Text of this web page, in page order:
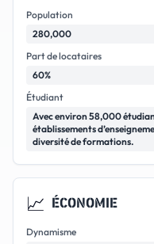
Population
280,000
Part de locataires
60%
Étudiant
Avec environ 58,000
établissements
diversité de formations.
📈 ÉCONOMIE
Dynamisme